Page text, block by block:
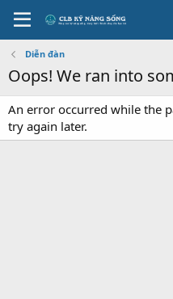
Diễn đàn
Oops! We ran into
An error occurred while the
try again later.